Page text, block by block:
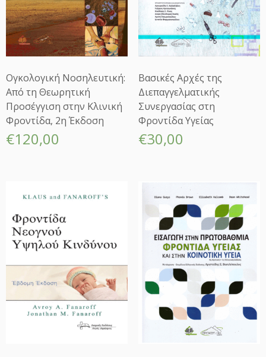
Ογκολογική Νοσηλευτική:
Από τη Θεωρητική
Προσέγγιση στην Κλινική
Φροντίδα, 2η Έκδοση
€120,00
Βασικές Αρχές της
Διεπαγγελματικής
Συνεργασίας στη
Φροντίδα Υγείας
€30,00